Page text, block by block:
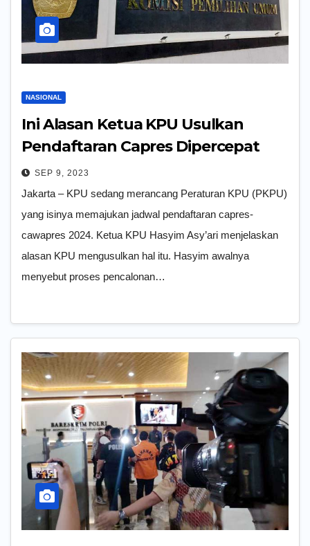
NASIONAL
Ini Alasan Ketua KPU Usulkan
Pendaftaran Capres Dipercepat
SEP 9, 2023
Jakarta – KPU sedang merancang Peraturan KPU (PKPU)
yang isinya memajukan jadwal pendaftaran capres-
cawapres 2024. Ketua KPU Hasyim Asy’ari menjelaskan
alasan KPU mengusulkan hal itu. Hasyim awalnya
menyebut proses pencalonan…